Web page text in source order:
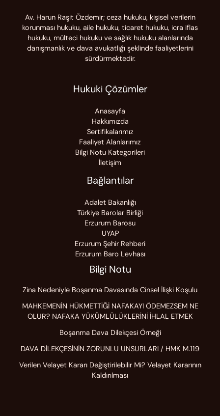
Av. Harun Raşit Özdemir; ceza hukuku, kişisel verilerin
korunması hukuku, aile hukuku, ticaret hukuku, icra iflas
hukuku, mülteci hukuku ve sağlık hukuku alanlarında
danışmanlık ve dava avukatlığı şeklinde faaliyetlerini
sürdürmektedir.
Hukuki Çözümler
Anasayfa
Hakkımızda
Sertifikalarımız
Faaliyet Alanlarımız
Bilgi Notu Kategorileri
İletişim
Bağlantılar
Adalet Bakanlığı
Türkiye Barolar Birliği
Erzurum Barosu
UYAP
Erzurum Şehir Rehberi
Erzurum Baro Levhası
Bilgi Notu
Zina Nedeniyle Boşanma Davasında Cinsel İlişki Koşulu
MAHKEMENİN HÜKMETTİĞİ NAFAKAYI ÖDEMEZSEM NE
OLUR? NAFAKA YÜKÜMLÜLÜKLERİNİ İHLAL ETMEK
Boşanma Dava Dilekçesi Örneği
DAVA DİLEKÇESİNİN ZORUNLU UNSURLARI / HMK M.119
Verilen Velayet Kararı Değiştirilebilir Mi? Velayet Kararının
Kaldırılması